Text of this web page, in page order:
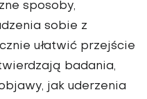
sposoby,
sobie z
ułatwić przejście
badania,
jak uderzenia